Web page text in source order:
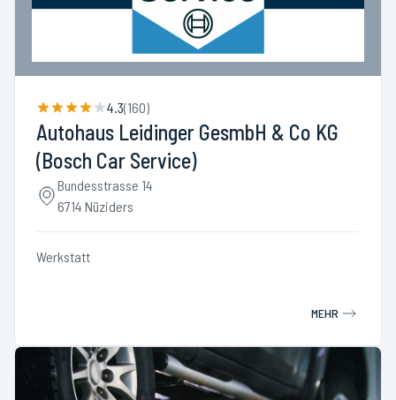
4.3(160)
Autohaus Leidinger GesmbH & Co KG
(Bosch Car Service)
Bundesstrasse 14
6714 Nüziders
Werkstatt
MEHR